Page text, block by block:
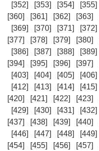
[352]
[353] [354] [355]
[360]
[361] [362] [363]
[369]
[370] [371] [372]
[377]
[378] [379] [380]
[386]
[387] [388] [389]
[394]
[395] [396] [397]
[403]
[404] [405] [406]
[412]
[413] [414] [415]
[420]
[421] [422] [423]
[429]
[430] [431] [432]
[437]
[438] [439] [440]
[446]
[447] [448] [449]
[454]
[455] [456] [457]